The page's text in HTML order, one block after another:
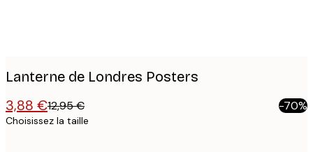
Lanterne de Londres Posters
3,88 €12,95 € -70%
Choisissez la taille